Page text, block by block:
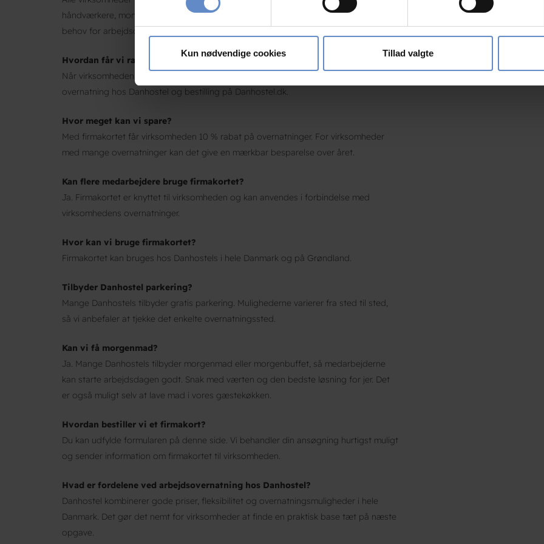
Dine valg anvendes på hele websitet.
Vi bruger cookies til at tilpasse vores indhold og annoncer, til at vise dig funktioner til sociale
vores trafik. Vi deler også oplysninger om din brug af vores hjemmeside med vores partnere
Kun nødvendige cookies Tillad valgte
håndværkere, montører, teknikere, konsulenter og andre medarbejdere, der har
behov for arbejdsovernatning.
Hvordan får vi rabatten?
Når virksomheden har fået oprettet et firmakort, kan rabatten benyttes ved
overnatning hos Danhostel og bestilling på Danhostel.dk.
Hvor meget kan vi spare?
Med firmakortet får virksomheden 10 % rabat på overnatninger. For virksomheder
med mange overnatninger kan det give en mærkbar besparelse over året.
Kan flere medarbejdere bruge firmakortet?
Ja. Firmakortet er knyttet til virksomheden og kan anvendes i forbindelse med
virksomhedens overnatninger.
Hvor kan vi bruge firmakortet?
Firmakortet kan bruges hos Danhostels i hele Danmark og på Grøndland.
Tilbyder Danhostel parkering?
Mange Danhostels tilbyder gratis parkering. Mulighederne varierer fra sted til sted,
så vi anbefaler at tjekke det enkelte overnatningssted.
Kan vi få morgenmad?
Ja. Mange Danhostels tilbyder morgenmad eller morgenbuffet, så medarbejderne
kan starte arbejdsdagen godt. Snak med værten og den bedste løsning for jer. Det
er også muligt selv at lave mad i vores gæstekøkken.
Hvordan bestiller vi et firmakort?
Du kan udfylde formularen på denne side. Vi behandler din ansøgning hurtigst muligt
og sender information om firmakortet til virksomheden.
Hvad er fordelene ved arbejdsovernatning hos Danhostel?
Danhostel kombinerer gode priser, fleksibilitet og overnatningsmuligheder i hele
Danmark. Det gør det nemt for virksomheder at finde en praktisk base tæt på næste
opgave.